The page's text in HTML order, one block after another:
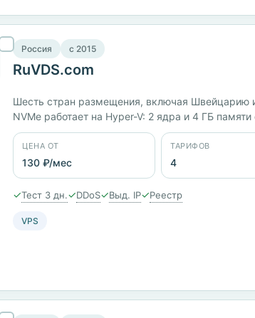
Россия c 2015
RuVDS.com
Шесть стран размещения, включая
NVMe работает на Hyper-V: 2 ядра и 4 ГБ
с готовой панелью Plesk за 719 ₽/мес.
ЦЕНА ОТ
130 ₽/мес
ТАРИФОВ
4
✓Тест 3 дн.✓DDoS✓Выд. IP✓Реестр
VPS